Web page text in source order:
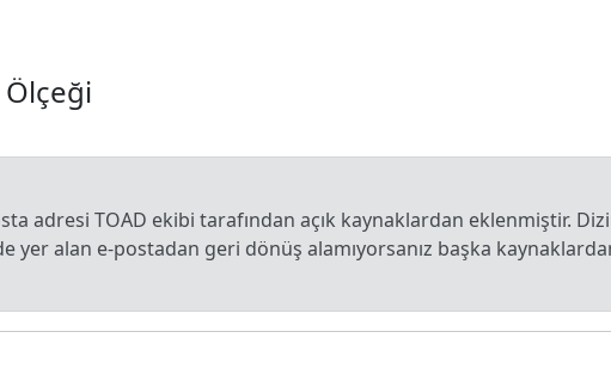
adresi TOAD ekibi tarafından açık kaynaklardan eklenmiştir.
yer alan e-postadan geri dönüş alamıyorsanız başka